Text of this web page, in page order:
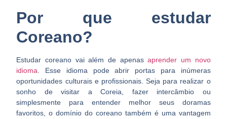
Por que estudar
Coreano?
Estudar coreano vai além de apenasaprender um novo
idioma . Esse idioma pode abrir portas para inúmeras
oportunidades culturais e profissionais. Seja para realizar o
sonho de visitar a Coreia, fazer intercâmbio ou
simplesmente para entender melhor seus doramas
favoritos, o domínio do coreano também é uma vantagem